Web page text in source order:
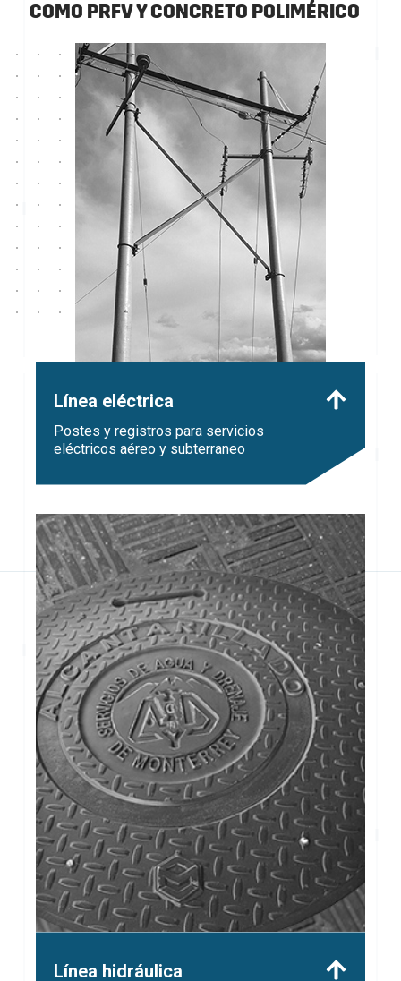
COMO PRFV Y CONCRETO POLIMÉRICO
Línea eléctrica
Postes y registros para servicios
eléctricos aéreo y subterraneo
Línea hidráulica